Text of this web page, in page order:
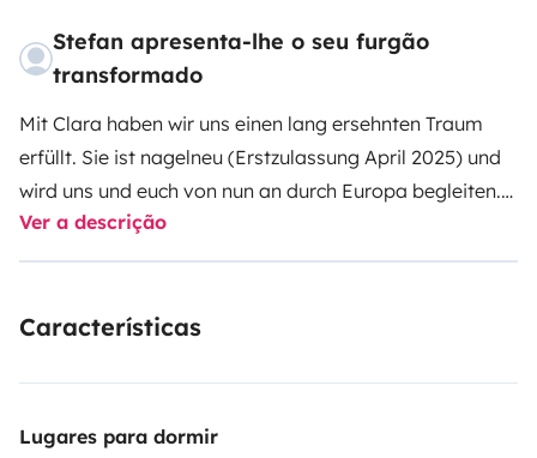
Stefan apresenta-lhe o seu furgão
transformado
Mit Clara haben wir uns einen lang ersehnten Traum
erfüllt. Sie ist nagelneu (Erstzulassung April 2025) und
wird uns und euch von nun an durch Europa begleiten.
Sie ist ideal für dich, wenn du gerne in der Natur bist,
aber nicht auf Komfort verzichten möchtest. Ihre
Reise brauchst.Grundsätzlich mietet ihr ein vollständig
Kaffeekocher, Stromkabel, Auffahrkeile, 5kg
Ver a descrição
Características
Lugares para dormir